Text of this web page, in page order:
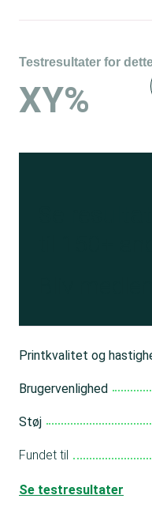
Testresultater for
XY%
Printkvalitet og
Brugervenlighed
Støj
Fundet til
Se testresultater